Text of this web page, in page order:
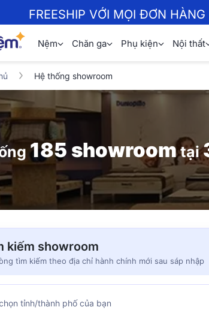
FREESHIP VỚI MỌI ĐƠN HÀNG
Nệm Chăn ga Phụ kiện Nội thất
Hệ thống showroom
185 showroomtại
kiếm showroom
tìm kiếm theo địa chỉ hành chính mới sau sáp nhập
tỉnh/thành phố của bạn